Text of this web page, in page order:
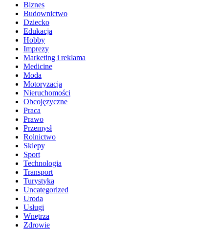
Biznes
Budownictwo
Dziecko
Edukacja
Hobby
Imprezy
Marketing i reklama
Medicine
Moda
Motoryzacja
Nieruchomości
Obcojęzyczne
Praca
Prawo
Przemysł
Rolnictwo
Sklepy
Sport
Technologia
Transport
Turystyka
Uncategorized
Uroda
Usługi
Wnętrza
Zdrowie